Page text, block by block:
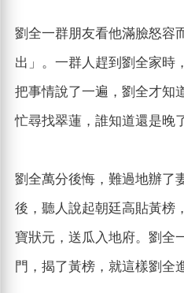
劉全一群朋友看他滿臉怒容
出」。一群人趕到劉全家時
把事情說了一遍，劉全才知
忙尋找翠蓮，誰知道還是晚
劉全萬分後悔，難過地辦了
後，聽人說起朝廷高貼黃榜
寶狀元，送瓜入地府。劉全
門，揭了黃榜，就這樣劉全